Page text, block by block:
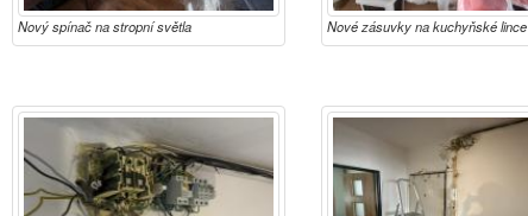
Nový spínač na stropní světla Nové zásuvky na kuchyňské lince